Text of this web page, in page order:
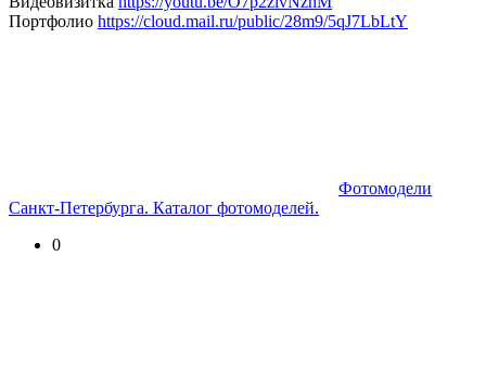
Портфолио https://cloud.mail.ru/public/28m9/5qJ7LbLtY
Фотомодели
Санкт-Петербурга. Каталог фотомоделей.
0